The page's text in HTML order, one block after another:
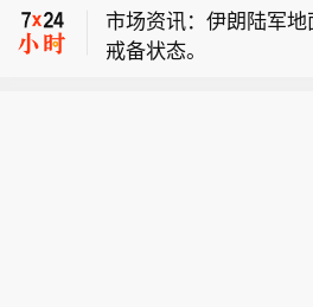
而不是仅仅形式上的拆
市场资讯：伊朗陆军
戒备状态。